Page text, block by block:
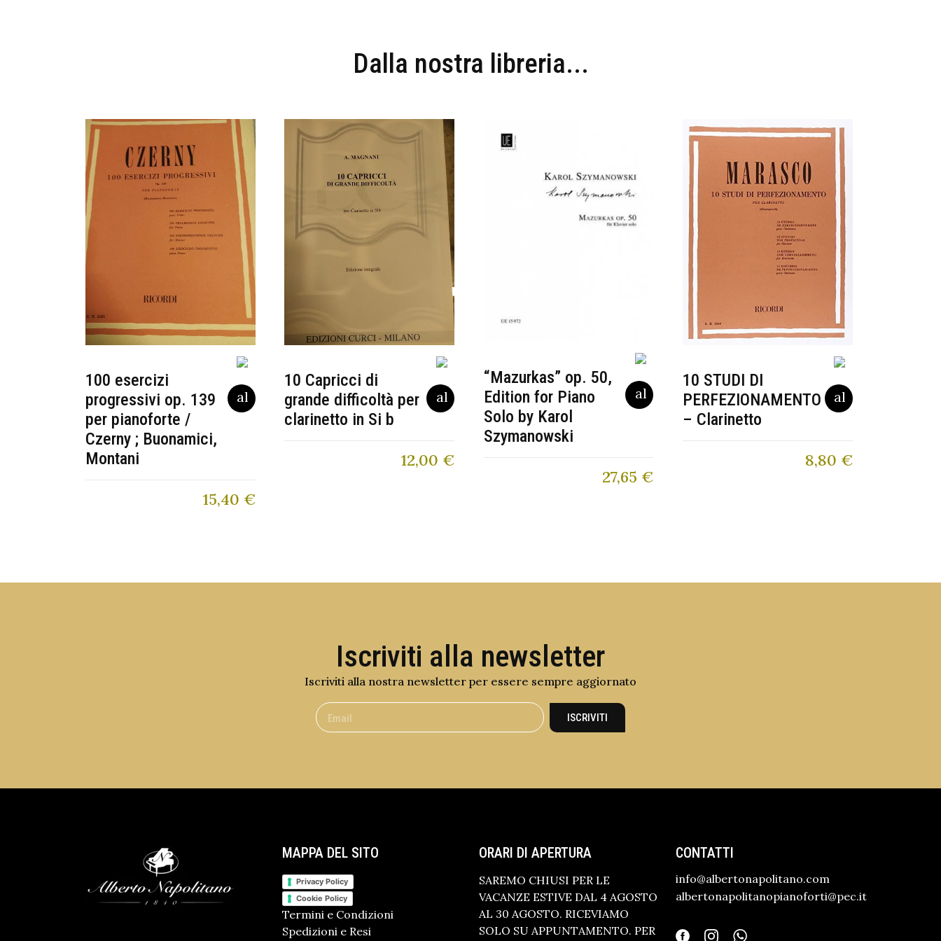
Dalla nostra libreria...
100 esercizi
progressivi op. 139
per pianoforte /
Czerny ; Buonamici,
Montani
15,40 €
10 Capricci di
grande difficoltà per
clarinetto in Si b
12,00 €
“Mazurkas” op. 50,
Edition for Piano
Solo by Karol
Szymanowski
27,65 €
10 STUDI DI
PERFEZIONAMENTO
– Clarinetto
8,80 €
Iscriviti alla newsletter
Iscriviti alla nostra newsletter per essere sempre aggiornato
ISCRIVITI
MAPPA DEL SITO
Privacy Policy
Cookie Policy
Termini e Condizioni
Spedizioni e Resi
ORARI DI APERTURA
SAREMO CHIUSI PER LE
VACANZE ESTIVE DAL 4 AGOSTO
AL 30 AGOSTO. RICEVIAMO
SOLO SU APPUNTAMENTO. PER
CONTATTI
info@albertonapolitano.com
albertonapolitanopianoforti@pec.it